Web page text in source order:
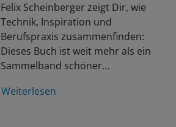
Felix Scheinberger zeigt Dir, wie
Technik, Inspiration und
Berufspraxis zusammenfinden:
Dieses Buch ist weit mehr als ein
Sammelband schöner…
Weiterlesen